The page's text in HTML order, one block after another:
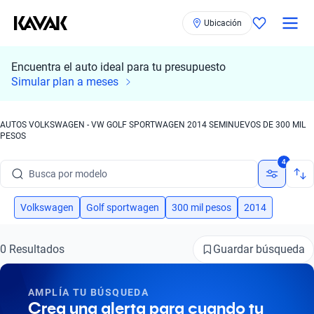
Ubicación
Encuentra el auto ideal para tu presupuesto
Simular plan a meses
AUTOS VOLKSWAGEN - VW GOLF SPORTWAGEN 2014 SEMINUEVOS DE 300 MIL
PESOS
Busca por modelo
Busca por versión
Busca por marca
Busca por modelo
4
Volkswagen Golf sportwagen 300 mil pesos 2014
0 Resultados Guardar búsqueda
AMPLÍA TU BÚSQUEDA
Crea una alerta para cuando tu